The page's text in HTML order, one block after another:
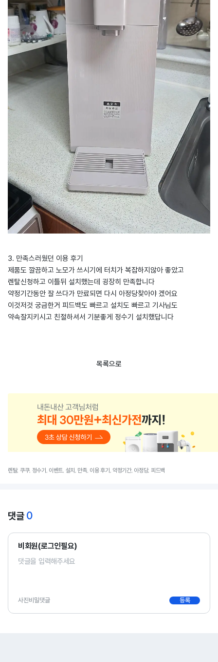
3. 만족스러웠던 이용 후기
제품도 깔끔하고 노모가 쓰시기에 터치가 복잡하지않아 좋았고
렌탈신청하고 이틀뒤 설치했는데 굉장히 만족합니다
약정기간동안 잘 쓰다가 만료되면 다시 아정당찾아야 겠어요
이것저것 궁금한거 피드백도 빠르고 설치도 빠르고 기사님도
약속잘지키시고 친절하셔서 기분좋게 정수기 설치했답니다
목록으로
렌탈, 쿠쿠, 정수기, 이벤트, 설치, 만족, 이용 후기, 약정기간, 아정당, 피드백
댓글 0
비회원(로그인필요)
사진비밀댓글 등록